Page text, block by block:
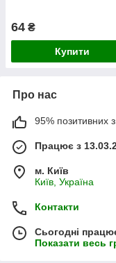
64 ₴
Купити
Про нас
95% позитивних з
Працює з
м. Київ
Київ, Україна
Контакти
Сьогодні
Показати весь